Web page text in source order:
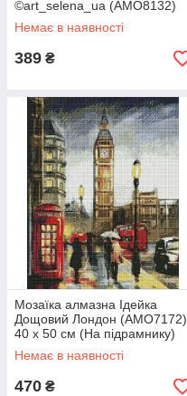
©art_selena_ua (AMO8132)
30 х 40 см (На підрамнику)
Немає в наявності
389 ₴
Мозаїка алмазна Ідейка
Дощовий Лондон (AMO7172)
40 х 50 см (На підрамнику)
Немає в наявності
470 ₴